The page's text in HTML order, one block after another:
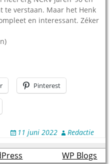
te verstaan. Maar het Henk
en interessant. Zéker
Pinterest
11 juni 2022 Redactie
theme byWP Blogs